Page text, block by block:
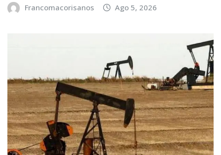
Francomacorisanos Ago 5, 2026